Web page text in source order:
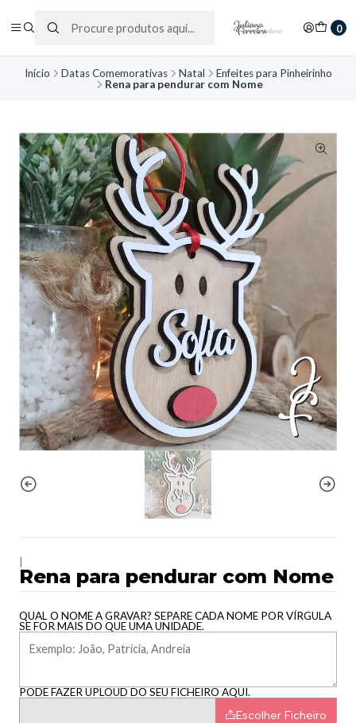
0
Início Datas Comemorativas Natal
Enfeites para Pinheirinho
Rena para pendurar com Nome
Rena para pendurar com Nome
QUAL O NOME A GRAVAR? SEPARE CADA NOME POR VÍRGULA
SE FOR MAIS DO QUE UMA UNIDADE.
PODE FAZER UPLOUD DO SEU FICHEIRO AQUI.
Escolher Ficheiro